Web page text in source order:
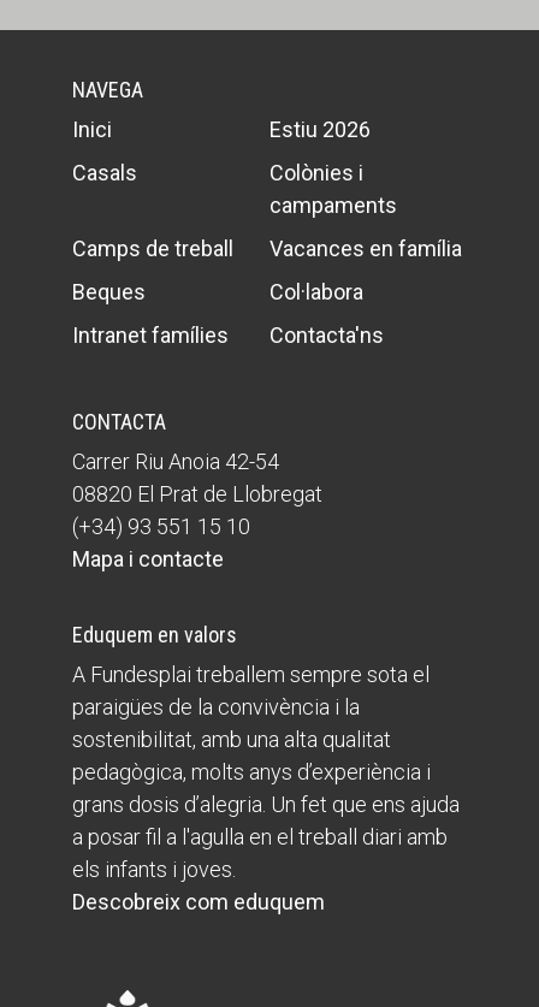
NAVEGA
Inici
Estiu 2026
Casals
Colònies i
campaments
Camps de treball
Vacances en família
Beques
Col·labora
Intranet famílies
Contacta'ns
CONTACTA
Carrer Riu Anoia 42-54
08820 El Prat de Llobregat
(+34) 93 551 15 10
Mapa i contacte
Eduquem en valors
A Fundesplai treballem sempre sota el
paraigües de la convivència i la
sostenibilitat, amb una alta qualitat
pedagògica, molts anys d’experiència i
grans dosis d’alegria. Un fet que ens ajuda
a posar fil a l'agulla en el treball diari amb
els infants i joves.
Descobreix com eduquem